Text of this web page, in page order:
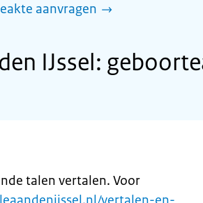
aanvragen
IJssel:
talen vertalen. Voor